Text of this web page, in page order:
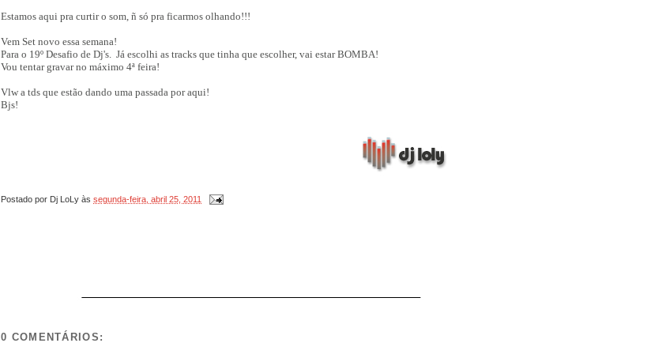
Estamos aqui pra curtir o som, ñ só pra ficarmos olhando!!!
Vem Set novo essa semana!
Para o 19º Desafio de Dj's. Já escolhi as tracks que tinha que escolher, vai estar BOMBA!
Vou tentar gravar no máximo 4ª feira!
Vlw a tds que estão dando uma passada por aqui!
Bjs!
Postado por Dj LoLy às segunda-feira, abril 25, 2011
0 COMENTÁRIOS: